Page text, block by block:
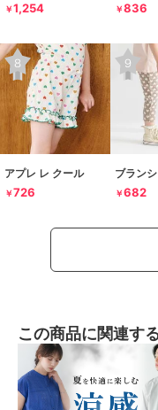
￥1,254 ￥836
アプレ レ クール
￥726
ブラン
￥682
この商品に関連す